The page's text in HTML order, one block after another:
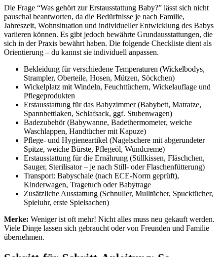
Die Frage “Was gehört zur Erstausstattung Baby?” lässt sich nicht
pauschal beantworten, da die Bedürfnisse je nach Familie,
Jahreszeit, Wohnsituation und individueller Entwicklung des Babys
variieren können. Es gibt jedoch bewährte Grundausstattungen, die
sich in der Praxis bewährt haben. Die folgende Checkliste dient als
Orientierung – du kannst sie individuell anpassen.
Bekleidung für verschiedene Temperaturen (Wickelbodys,
Strampler, Oberteile, Hosen, Mützen, Söckchen)
Wickelplatz mit Windeln, Feuchttüchern, Wickelauflage und
Pflegeprodukten
Erstausstattung für das Babyzimmer (Babybett, Matratze,
Spannbettlaken, Schlafsack, ggf. Stubenwagen)
Badezubehör (Babywanne, Badethermometer, weiche
Waschlappen, Handtücher mit Kapuze)
Pflege- und Hygieneartikel (Nagelschere mit abgerundeter
Spitze, weiche Bürste, Pflegeöl, Wundcreme)
Erstausstattung für die Ernährung (Stillkissen, Fläschchen,
Sauger, Sterilisator – je nach Still- oder Flaschenfütterung)
Transport: Babyschale (nach ECE-Norm geprüft),
Kinderwagen, Tragetuch oder Babytrage
Zusätzliche Ausstattung (Schnuller, Mulltücher, Spucktücher,
Spieluhr, erste Spielsachen)
Merke: Weniger ist oft mehr! Nicht alles muss neu gekauft werden.
Viele Dinge lassen sich gebraucht oder von Freunden und Familie
übernehmen.